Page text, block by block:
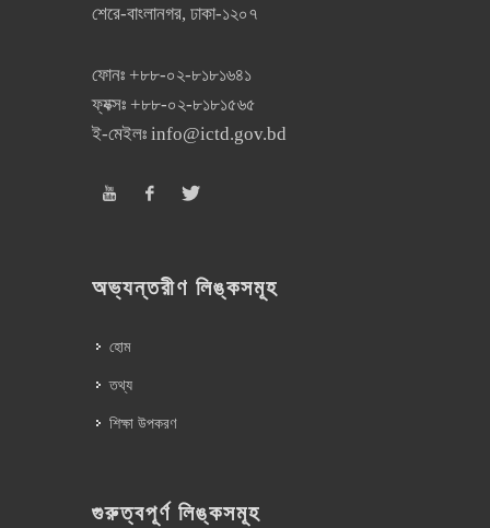
শেরে-বাংলানগর, ঢাকা-১২০৭
ফোনঃ +৮৮-০২-৮১৮১৬৪১
ফ্যক্সঃ +৮৮-০২-৮১৮১৫৬৫
ই-মেইলঃ info@ictd.gov.bd
অভ্যন্তরীণ লিঙ্কসমূহ
হোম
তথ্য
শিক্ষা উপকরণ
গুরুত্বপূর্ণ লিঙ্কসমূহ